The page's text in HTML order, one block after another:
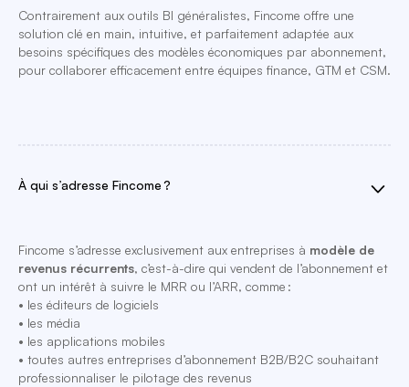
Contrairement aux outils BI généralistes, Fincome offre une
solution clé en main, intuitive, et parfaitement adaptée aux
besoins spécifiques des modèles économiques par abonnement,
pour collaborer efficacement entre équipes finance, GTM et CSM.
À qui s’adresse Fincome ?
Fincome s’adresse exclusivement aux entreprises à modèle de
revenus récurrents, c’est-à-dire qui vendent de l’abonnement et
ont un intérêt à suivre le MRR ou l’ARR, comme :
• les éditeurs de logiciels
• les média
• les applications mobiles
• toutes autres entreprises d’abonnement B2B/B2C souhaitant
professionnaliser le pilotage des revenus